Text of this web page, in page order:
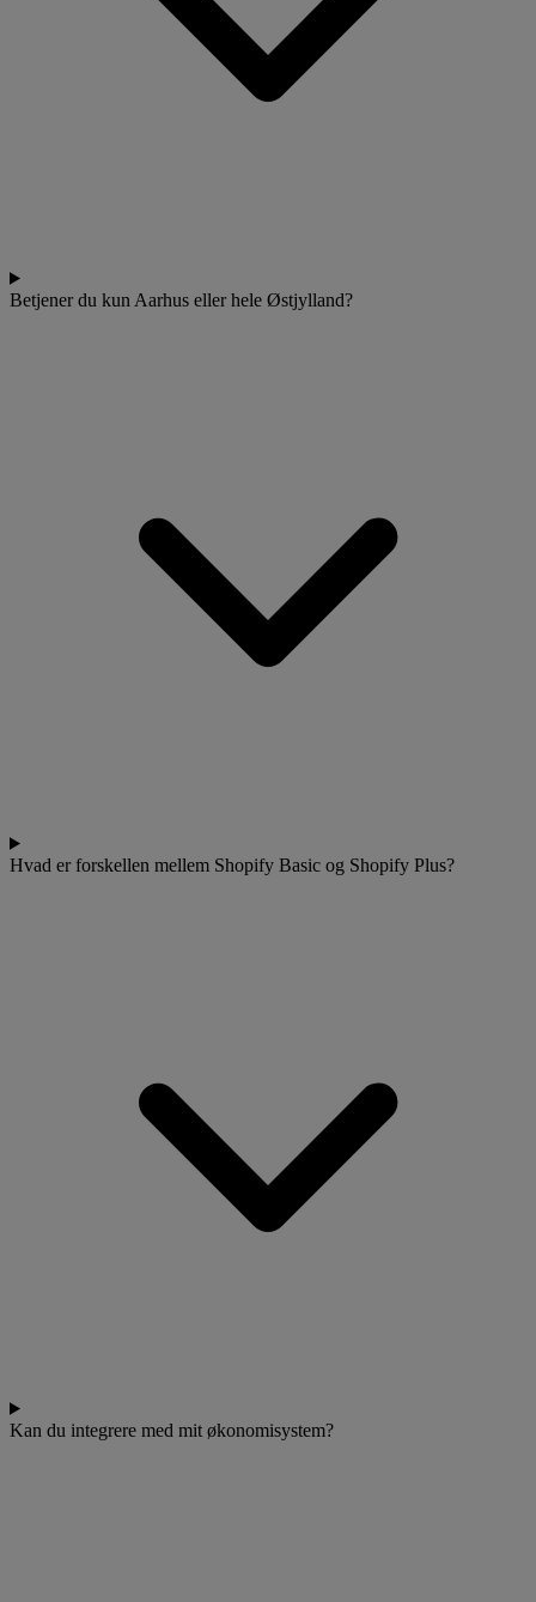
Betjener du kun Aarhus eller hele Østjylland?
Hvad er forskellen mellem Shopify Basic og Shopify Plus?
Kan du integrere med mit økonomisystem?